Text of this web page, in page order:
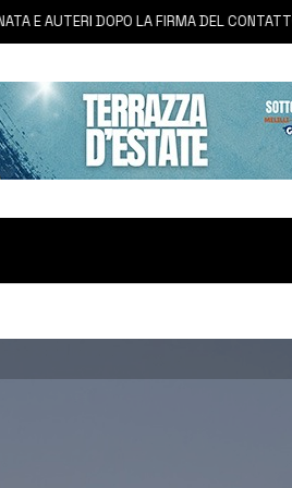
DOPO LA FIRMA DEL CONTATTO PER